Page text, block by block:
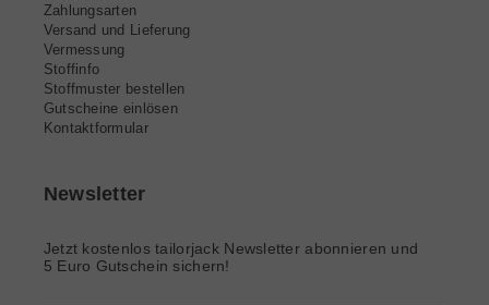
Zahlungsarten
Versand und Lieferung
Vermessung
Stoffinfo
Stoffmuster bestellen
Gutscheine einlösen
Kontaktformular
Newsletter
Jetzt kostenlos tailorjack Newsletter abonnieren und
5 Euro Gutschein sichern!